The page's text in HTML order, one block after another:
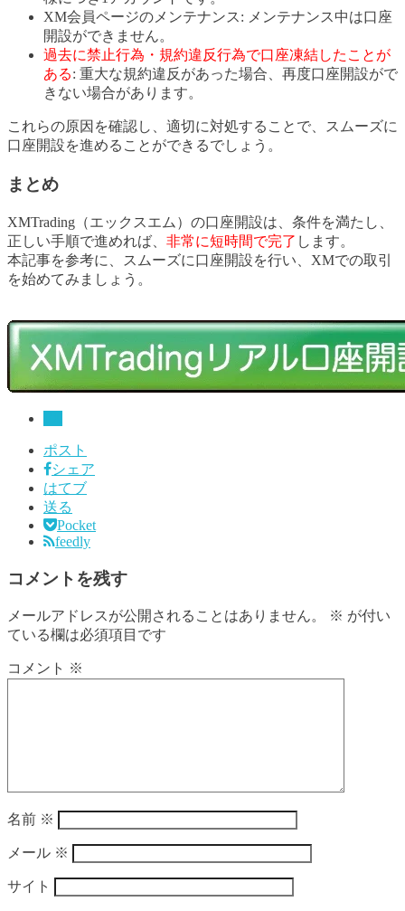
XM会員ページのメンテナンス: メンテナンス中は口座
開設ができません。
過去に禁止行為・規約違反行為で口座凍結したことが
ある: 重大な規約違反があった場合、再度口座開設がで
きない場合があります。
これらの原因を確認し、適切に対処することで、スムーズに
口座開設を進めることができるでしょう。
まとめ
XMTrading（エックスエム）の口座開設は、条件を満たし、
正しい手順で進めれば、 非常に短時間で完了 します。
本記事を参考に、スムーズに口座開設を行い、XMでの取引
を始めてみましょう。
ポスト
シェア
はてブ
送る
Pocket
feedly
コメントを残す
メールアドレスが公開されることはありません。 ※ が付い
ている欄は必須項目です
コメント ※
名前 ※
メール ※
サイト